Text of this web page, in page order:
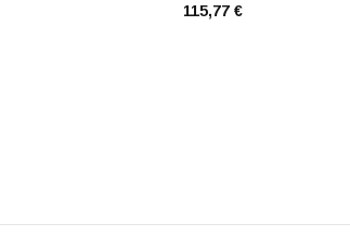
115,77 €